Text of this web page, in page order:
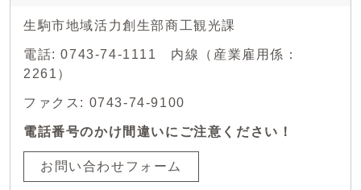
生駒市地域活力創生部商工観光課
電話: 0743-74-1111 内線（産業雇用係：
2261）
ファクス: 0743-74-9100
電話番号のかけ間違いにご注意ください！
お問い合わせフォーム